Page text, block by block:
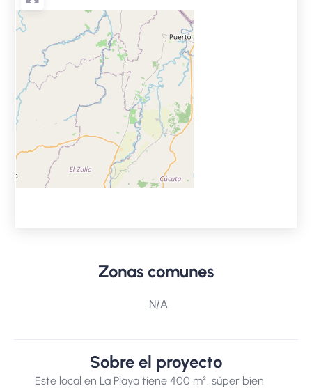
Zonas comunes
N/A
Sobre el proyecto
Este local en La Playa tiene 400 m², súper bien